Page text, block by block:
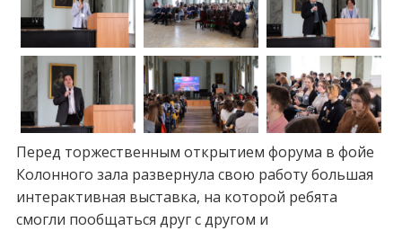
Перед торжественным открытием форума в фойе
Колонного зала развернула свою работу большая
интерактивная выставка, на которой ребята
смогли пообщаться друг с другом и